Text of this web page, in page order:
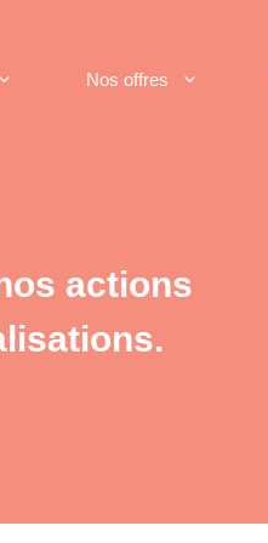
Nos offres
actions